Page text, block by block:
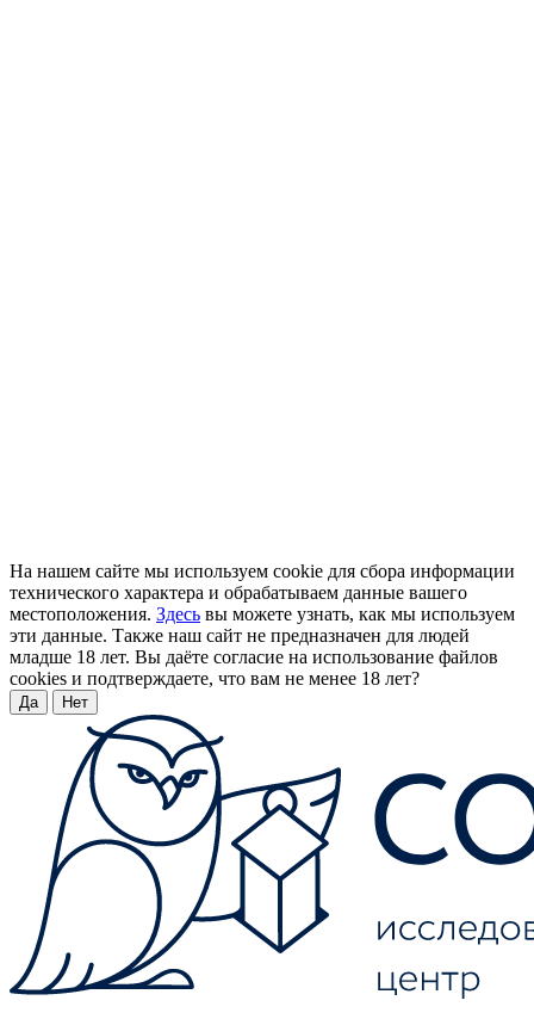
На нашем сайте мы используем cookie для сбора информации
технического характера и обрабатываем данные вашего
местоположения. Здесь вы можете узнать, как мы используем
эти данные. Также наш сайт не предназначен для людей
младше 18 лет. Вы даёте согласие на использование файлов
cookies и подтверждаете, что вам не менее 18 лет?
Да Нет